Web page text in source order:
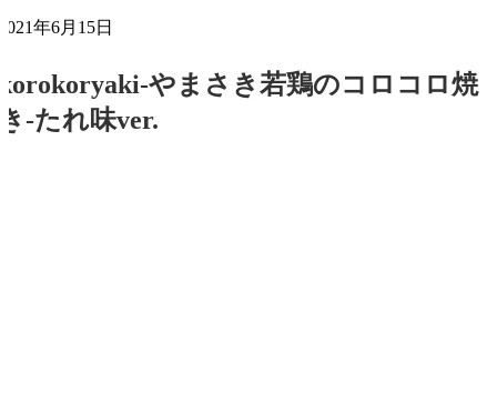
年6月15日
やまさき若鶏のコロコロ焼
-たれ味ver.